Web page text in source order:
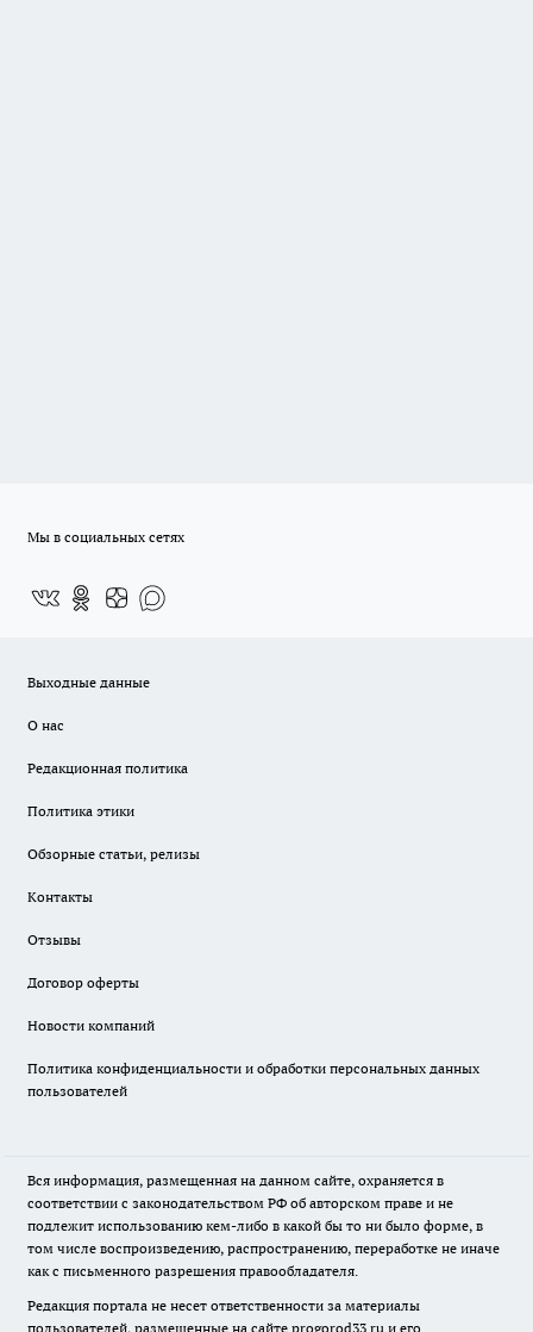
Мы в социальных сетях
Выходные данные
О нас
Редакционная политика
Политика этики
Обзорные статьи, релизы
Контакты
Отзывы
Договор оферты
Новости компаний
Политика конфиденциальности и обработки персональных данных
пользователей
Вся информация, размещенная на данном сайте, охраняется в
соответствии с законодательством РФ об авторском праве и не
подлежит использованию кем-либо в какой бы то ни было форме, в
том числе воспроизведению, распространению, переработке не иначе
как с письменного разрешения правообладателя.
Редакция портала не несет ответственности за материалы
пользователей, размещенные на сайте progorod33.ru и его